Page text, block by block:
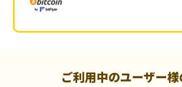
ご利用中のユーザー